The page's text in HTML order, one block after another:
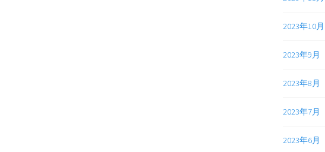
2023年10月
2023年9月
2023年8月
2023年7月
2023年6月